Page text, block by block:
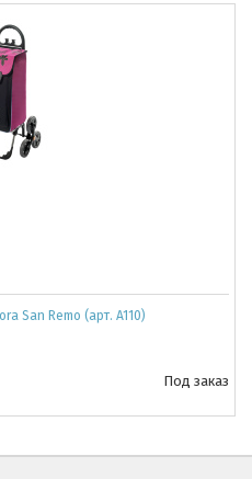
San Remo (арт. A110)
Под заказ